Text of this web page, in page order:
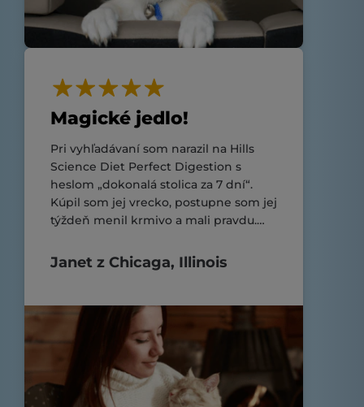
Magické jedlo!
Pri vyhľadávaní som narazil na Hills
Science Diet Perfect Digestion s
heslom „dokonalá stolica za 7 dní“.
Kúpil som jej vrecko, postupne som jej
týždeň menil krmivo a mali pravdu.
Janet z Chicaga, Illinois